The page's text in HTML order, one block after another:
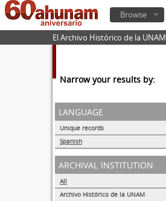
Browse
El Archivo Histórico de la UNAM
Narrow your results by:
language
Unique records
Spanish
archival institution
All
Archivo Histórico de la UNAM